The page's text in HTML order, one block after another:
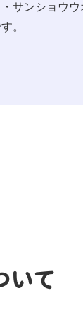
サンショウ
。
いて